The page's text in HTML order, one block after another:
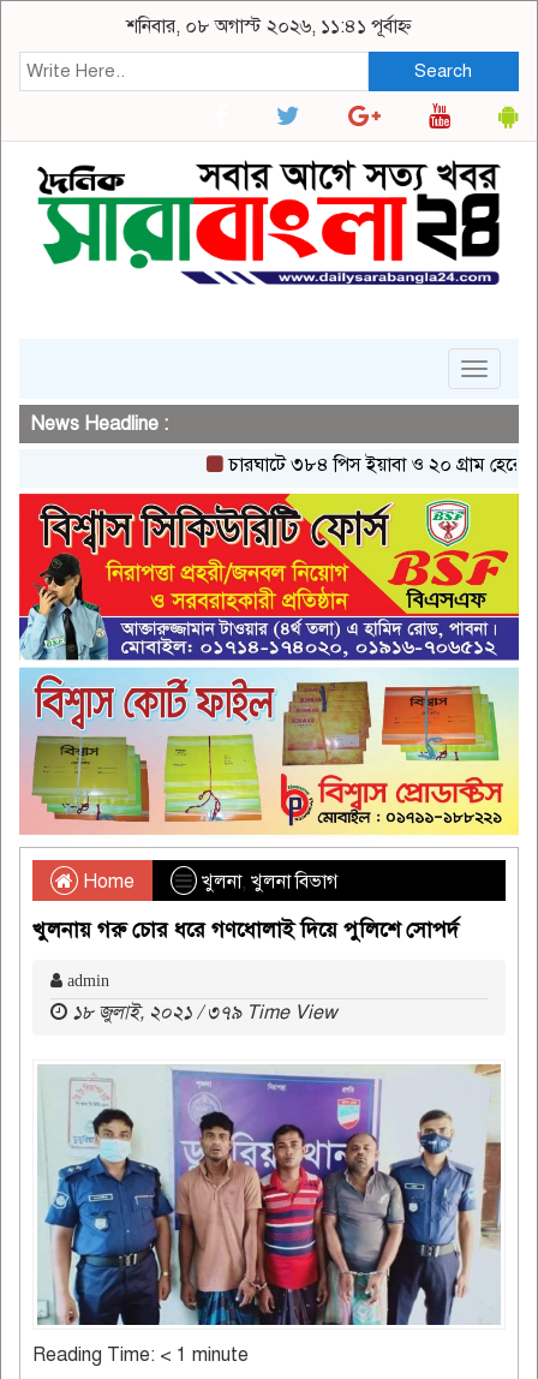
শনিবার, ০৮ অগাস্ট ২০২৬, ১১:৪১ পূর্বাহ্ন
Search
Toggle
News Headline :
চারঘাটে ৩৮৪ পিস ইয়াবা ও ২০ গ্রাম হেরোইনসহ
Home খুলনা, খুলনা বিভাগ
খুলনায় গরু চোর ধরে গণধোলাই দিয়ে পুলিশে সোপর্দ
admin
১৮ জুলাই, ২০২১ / ৩৭৯ Time View
Reading Time: < 1 minute